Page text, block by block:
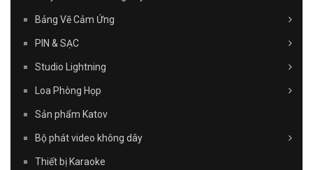
Bảng Vẽ Cảm Ứng
PIN & SẠC
Studio Lightning
Loa Phòng Họp
Sản phẩm Katov
Bộ phát video không dây
Thiết bị Karaoke